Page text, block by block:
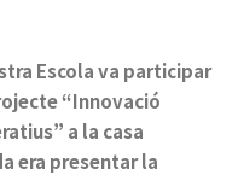
Escola va participar
“Innovació
a la casa
era presentar la